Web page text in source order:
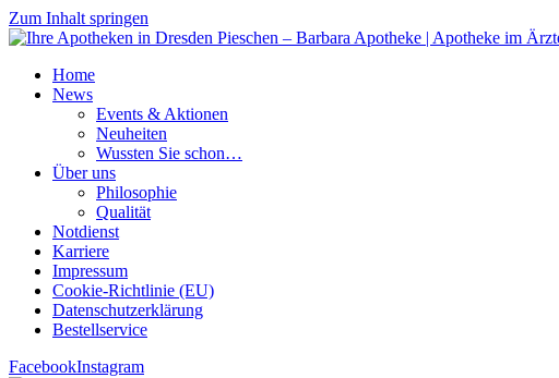
Zum Inhalt springen
Home
News
Events & Aktionen
Neu­hei­ten
Wuss­ten Sie schon…
Über uns
Phi­lo­so­phie
Qua­li­tät
Not­dienst
Kar­rie­re
Impres­sum
Coo­kie-Rich­t­­li­­nie (EU)
Datenschutz­erklärung
Bestell­ser­vice
FacebookInstagram